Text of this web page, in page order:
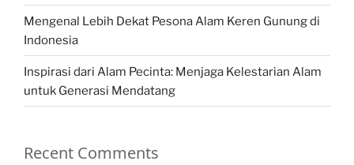
Mengenal Lebih Dekat Pesona Alam Keren Gunung di
Indonesia
Inspirasi dari Alam Pecinta: Menjaga Kelestarian Alam
untuk Generasi Mendatang
Recent Comments